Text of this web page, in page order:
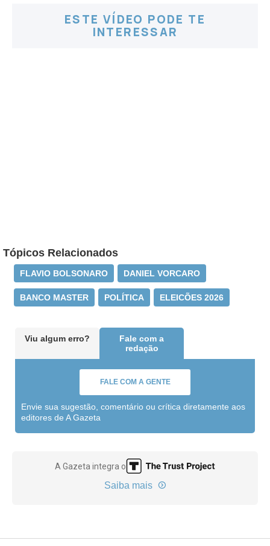
ESTE VÍDEO PODE TE
INTERESSAR
Tópicos Relacionados
FLAVIO BOLSONARO DANIEL VORCARO
BANCO MASTER POLÍTICA ELEICÕES 2026
Viu algum erro?
Fale com a
redação
FALE COM A GENTE
Envie sua sugestão, comentário ou crítica diretamente aos
editores de A Gazeta
A Gazeta integra o
Saiba mais